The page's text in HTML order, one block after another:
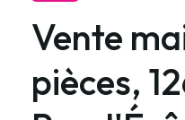
Vente
pièces,